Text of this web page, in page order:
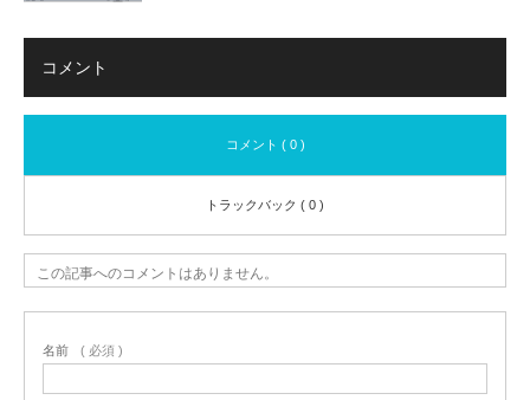
コメント
コメント ( 0 )
トラックバック ( 0 )
この記事へのコメントはありません。
名前 ( 必須 )